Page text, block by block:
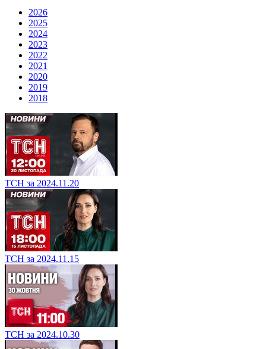
2026
2025
2024
2023
2022
2021
2020
2019
2018
ТСН за 2024.11.20
ТСН за 2024.11.15
ТСН за 2024.10.30